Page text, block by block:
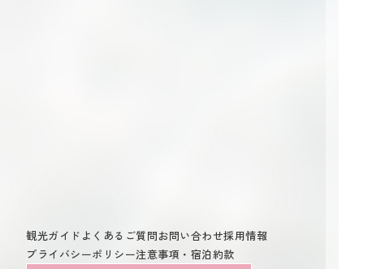
観光ガイド よくあるご質問お問い合わせ採用情報
プライバシーポリシー注意事項・宿泊約款